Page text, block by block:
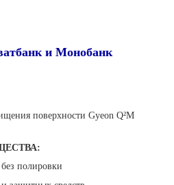
и Монобанк
поверхности Gyeon Q²M
полировки